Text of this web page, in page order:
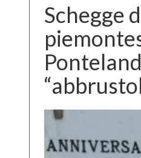
Schegge